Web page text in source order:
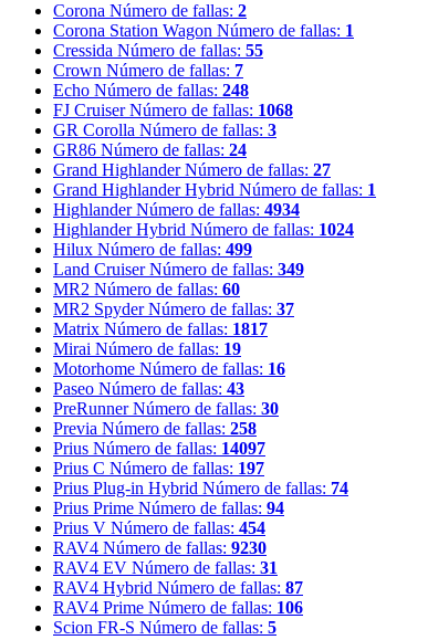
Corona Número de fallas: 2
Corona Station Wagon Número de fallas: 1
Cressida Número de fallas: 55
Crown Número de fallas: 7
Echo Número de fallas: 248
FJ Cruiser Número de fallas: 1068
GR Corolla Número de fallas: 3
GR86 Número de fallas: 24
Grand Highlander Número de fallas: 27
Grand Highlander Hybrid Número de fallas: 1
Highlander Número de fallas: 4934
Highlander Hybrid Número de fallas: 1024
Hilux Número de fallas: 499
Land Cruiser Número de fallas: 349
MR2 Número de fallas: 60
MR2 Spyder Número de fallas: 37
Matrix Número de fallas: 1817
Mirai Número de fallas: 19
Motorhome Número de fallas: 16
Paseo Número de fallas: 43
PreRunner Número de fallas: 30
Previa Número de fallas: 258
Prius Número de fallas: 14097
Prius C Número de fallas: 197
Prius Plug-in Hybrid Número de fallas: 74
Prius Prime Número de fallas: 94
Prius V Número de fallas: 454
RAV4 Número de fallas: 9230
RAV4 EV Número de fallas: 31
RAV4 Hybrid Número de fallas: 87
RAV4 Prime Número de fallas: 106
Scion FR-S Número de fallas: 5